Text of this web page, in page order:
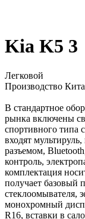
Kia K5 3
Легковой
Производство
В стандартное
рынка включены
спортивного типа
входят
разъемом,
контроль,
комплектация
получает базовый
стеклоомывателя,
монохромный
R16, вставки в